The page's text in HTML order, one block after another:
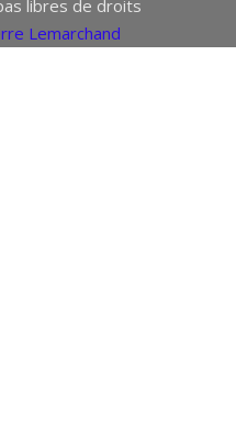
libres de droits
Lemarchand